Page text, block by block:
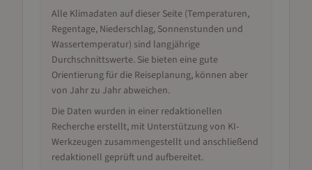
Alle Klimadaten auf dieser Seite (Temperaturen,
Regentage, Niederschlag, Sonnenstunden und
Wassertemperatur) sind langjährige
Durchschnittswerte. Sie bieten eine gute
Orientierung für die Reiseplanung, können aber
von Jahr zu Jahr abweichen.
Die Daten wurden in einer redaktionellen
Recherche erstellt, mit Unterstützung von KI-
Werkzeugen zusammengestellt und anschließend
redaktionell geprüft und aufbereitet.